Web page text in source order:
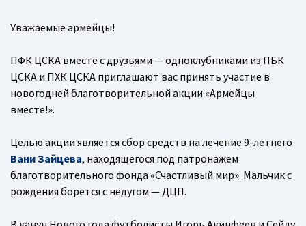
Уважаемые армейцы!
ПФК ЦСКА вместе с друзьями — одноклубниками из ПБК
ЦСКА и ПХК ЦСКА приглашают вас принять участие в
новогодней благотворительной акции «Армейцы
вместе!».
Целью акции является сбор средств на лечение 9-летнего
Вани Зайцева, находящегося под патронажем
благотворительного фонда «Счастливый мир». Мальчик с
рождения борется с недугом — ДЦП.